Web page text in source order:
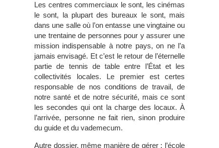
Les centres commerciaux le sont, les cinémas
le sont, la plupart des bureaux le sont, mais
dans une salle où l’on entasse une vingtaine ou
une trentaine de personnes pour y assurer une
mission indispensable à notre pays, on ne l’a
jamais envisagé. Et c’est le retour de l’éternelle
partie de tennis de table entre l’État et les
collectivités locales. Le premier est certes
responsable de nos conditions de travail, de
notre santé et de notre sécurité, mais ce sont
les secondes qui ont la charge des locaux. À
l’arrivée, personne ne fait rien, sinon produire
du guide et du vademecum.
Autre dossier, même manière de gérer : l’école